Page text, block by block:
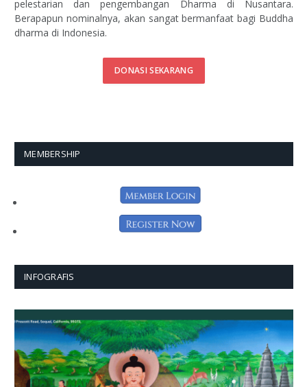
pelestarian dan pengembangan Dharma di Nusantara.
Berapapun nominalnya, akan sangat bermanfaat bagi Buddha
dharma di Indonesia.
DONASI SEKARANG
MEMBERSHIP
INFOGRAFIS